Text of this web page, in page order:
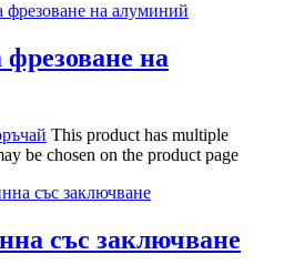
на
This product has multiple
be chosen on the product page
със заключване